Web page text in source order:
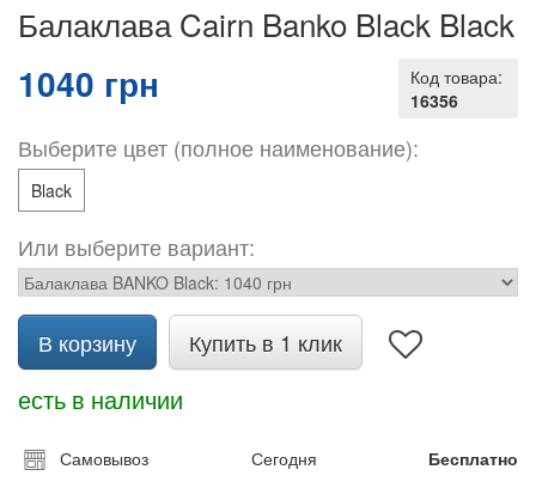
Балаклава Cairn Banko Black Black
Код товара:
16356
1040 грн
Выберите цвет (полное наименование):
Black
Или выберите вариант:
В корзину Купить в 1 клик
есть в наличии
Самовывоз Сегодня Бесплатно